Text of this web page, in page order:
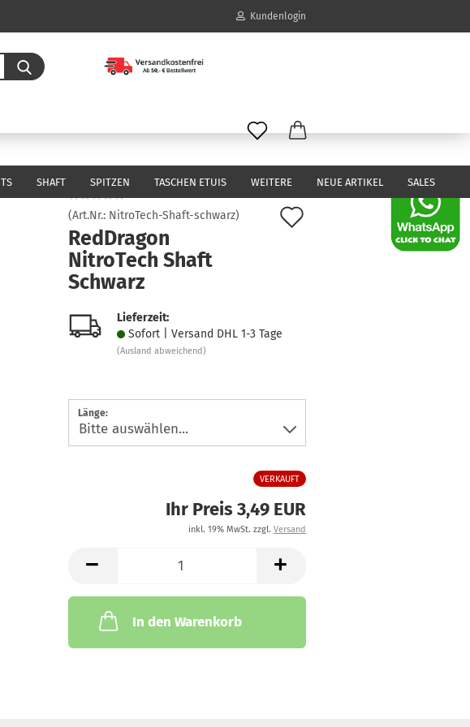
Kundenlogin
Konto erstellen
Passwort vergessen?
Suche...
SHAFT SPITZEN TASCHEN ETUIS NEUE ARTIKEL SALES
WEITERE
(Art.Nr.: NitroTech-Shaft-schwarz)
RedDragon
NitroTech Shaft
Schwarz
Lieferzeit:
Sofort | Versand DHL 1-3 Tage
(Ausland abweichend)
Länge:
VERKAUFT
Ihr Preis 3,49 EUR
inkl. 19% MwSt. zzgl. Versand
In den Warenkorb